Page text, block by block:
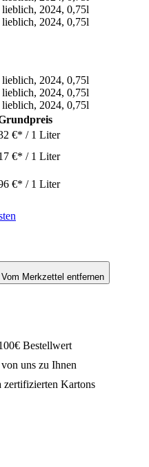
€* / 1 Liter
€* / 1 Liter
€* / 1 Liter
Vom Merkzettel entfernen
Bestellwert
uns zu Ihnen
zertifizierten Kartons